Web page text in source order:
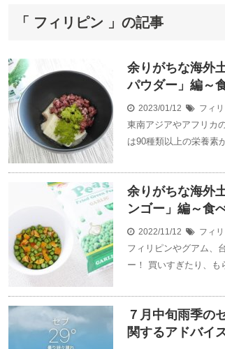
「 フィリピン 」の記事
余りがちな海外
パウダー」編～
2023/01/12 フィ
東南アジアやアフリカ
は90種類以上の栄養素
余りがちな海外
ンゴー」編～食
2022/11/12 フィ
フィリピンやグアム、
ー！ 買いすぎたり、も
７月中旬雨季の
関するアドバイ